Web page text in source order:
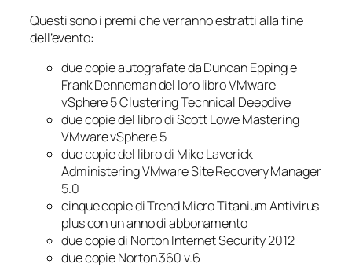
Questi sono i premi che verranno estratti alla fine
dell’evento:
due copie autografate da Duncan Epping e
Frank Denneman del loro libroVMware
vSphere 5 Clustering Technical Deepdive
due copie del libro di Scott LoweMastering
VMware vSphere 5
due copie del libro di Mike Laverick
Administering VMware Site Recovery Manager
5.0
cinque copie di Trend Micro Titanium Antivirus
plus con un anno di abbonamento
due copie di Norton Internet Security 2012
due copie Norton 360 v.6